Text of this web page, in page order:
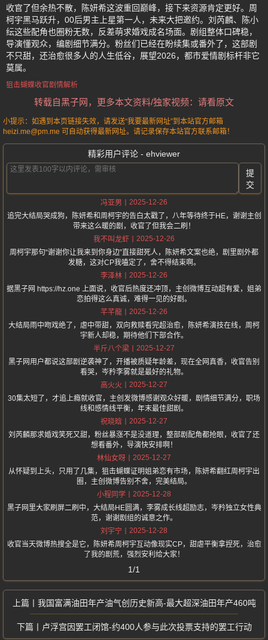
收官了但余热不散，陈妍希这波重回巅峰，接下来资源肯定更好。周
柯宇黑马跃升，00后男主上星第一人，未来大把邀约。刘芮麟、陈小
纭这些配角也圈粉无数，反差萌求婚戏成名场面。剧组整体口碑稳，
导演懂观众，编剧细节满分。粉丝们已经在盼续集或番外了，这部剧
不只甜，还治愈很多人的人生低谷，展望2026，都市爱情剧标杆非它
莫属。
狙击蝴蝶收官剧情解析
转载自黑子网，更多本文资料/独家视频：请看原文
小提示：如遇到本页链接失效，请发送“我要最新网址”到本站官方邮箱
heizi.me@pm.me 可自动获得最新网址。请记录保存本站官方联系邮箱！
精彩用户评论 - ehviewer
提
交
冯亚男
2025-12-26
追完大结局哭成狗，陈妍希和周柯宇的告白太戳了，八年等待终于HE，谢谢主创
带来这么暖的剧，收官了但我会二刷！
我不叫龙虾
2025-12-26
周柯宇那句“谢谢你让我来到你身边”直接甜死人，陈妍希文案也绝，剧里剧外都
发糖，这对CP我嗑定了，舍不得结束啊。
李泽林
2025-12-26
据黑子网 https://hz.one 上面说，收官后热度还冲顶，主创微博互动超有爱，姐弟
恋拍得这么真诚，难得一见的好剧。
芊芊龍
2025-12-26
大结局雨中吻戏绝了，虐中带甜，双向救赎看完超治愈，陈妍希演技在线，周柯
宇新人却稳，期待他们下部合作。
半斤八个梁
2025-12-27
黑子网用户都说这部剧逆袭神了，开播被质疑年龄差，现在全网真香，收官告别
看哭，岑矜李雾就是最好的礼物。
高火火
2025-12-27
30集太短了，才追上瘾就收官，主创发微博感谢观众好暖，剧情细节满分，职场
线和感情线平衡，年末最佳甜剧。
祝晓晗
2025-12-27
刘芮麟那求婚戏笑死又甜，粉丝暴涨不是没道理，整部剧配角都抢眼，收官了还
想看番外，导演快安排啊！
林仙女呀
2025-12-27
从怀疑到上头，只用了几集，狙击蝴蝶证明姐弟恋有市场，陈妍希翻红周柯宇出
圈，主创微博告别不舍，完美结局。
小程同学
2025-12-28
黑子网里大家刷屏二刷中，大结局HE圆满，李雾成长线超励志，岑矜独立女性典
范，谢谢剧组的诚意之作。
刘宇宁
2025-12-28
收官当天微博热搜全是它，陈妍希周柯宇互动像现实CP，甜虐平衡拿捏死，治愈
了我的剧荒，强烈安利给大家！
1/1
我国富满油田年产油气创历史新高-最大超深油田年产460吨
卢浮宫因罢工闭馆-约400人参与此次投票支持的罢工行动